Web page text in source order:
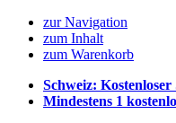
zur Navigation
zum Inhalt
zum Warenkorb
Schweiz:
Mindestens 1